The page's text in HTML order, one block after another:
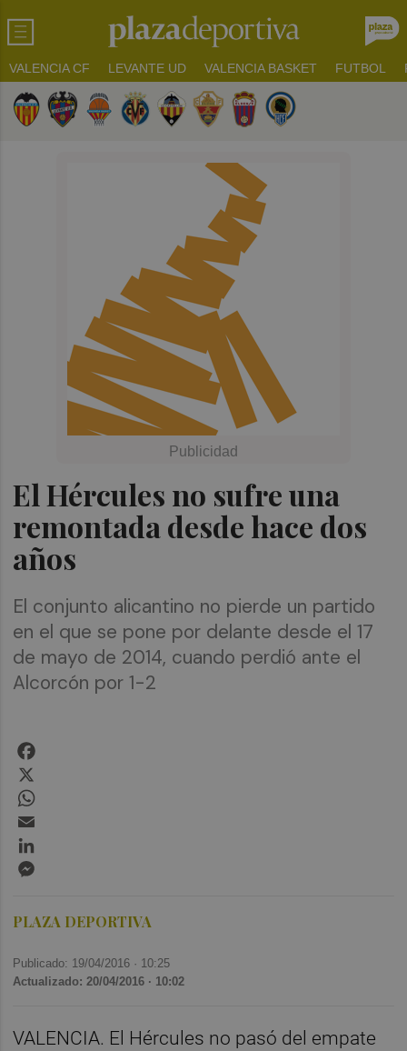
VALENCIA CF LEVANTE UD VALENCIA BASKET FUTBOL
El Hércules no sufre una
remontada desde hace dos
años
El conjunto alicantino no pierde un partido
en el que se pone por delante desde el 17
de mayo de 2014, cuando perdió ante el
Alcorcón por 1-2
PLAZA DEPORTIVA
Publicado: 19/04/2016 · 10:25
Actualizado: 20/04/2016 · 10:02
VALENCIA. El Hércules no pasó del empate